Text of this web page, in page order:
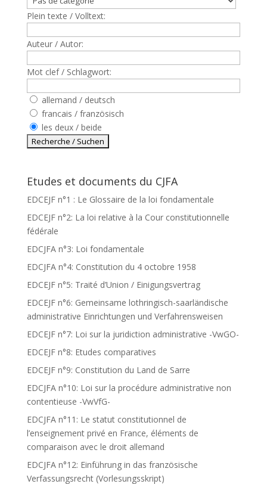
Plein texte / Volltext:
Auteur / Autor:
Mot clef / Schlagwort:
allemand / deutsch
francais / französisch
les deux / beide
Etudes et documents du CJFA
EDCEJF n°1 : Le Glossaire de la loi fondamentale
EDCEJF n°2: La loi relative à la Cour constitutionnelle
fédérale
EDCJFA n°3: Loi fondamentale
EDCJFA n°4: Constitution du 4 octobre 1958
EDCEJF n°5: Traité d’Union / Einigungsvertrag
EDCEJF n°6: Gemeinsame lothringisch-saarländische
administrative Einrichtungen und Verfahrensweisen
EDCEJF n°7: Loi sur la juridiction administrative -VwGO-
EDCEJF n°8: Etudes comparatives
EDCEJF n°9: Constitution du Land de Sarre
EDCJFA n°10: Loi sur la procédure administrative non
contentieuse -VwVfG-
EDCJFA n°11: Le statut constitutionnel de
l’enseignement privé en France, éléments de
comparaison avec le droit allemand
EDCJFA n°12: Einführung in das französische
Verfassungsrecht (Vorlesungsskript)